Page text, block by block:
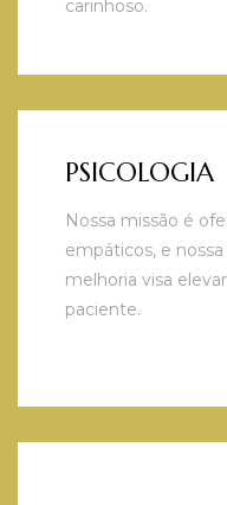
carinhoso.
PSICOLOGIA
Nossa missão é
empáticos, e
melhoria visa
paciente.